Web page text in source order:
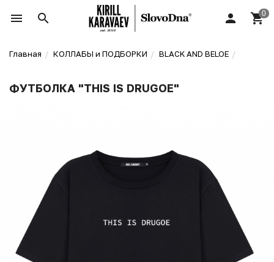
Главная КОЛЛАБЫ и ПОДБОРКИ BLACK AND BELOE
ФУТБОЛКА "THIS IS DRUGOE"